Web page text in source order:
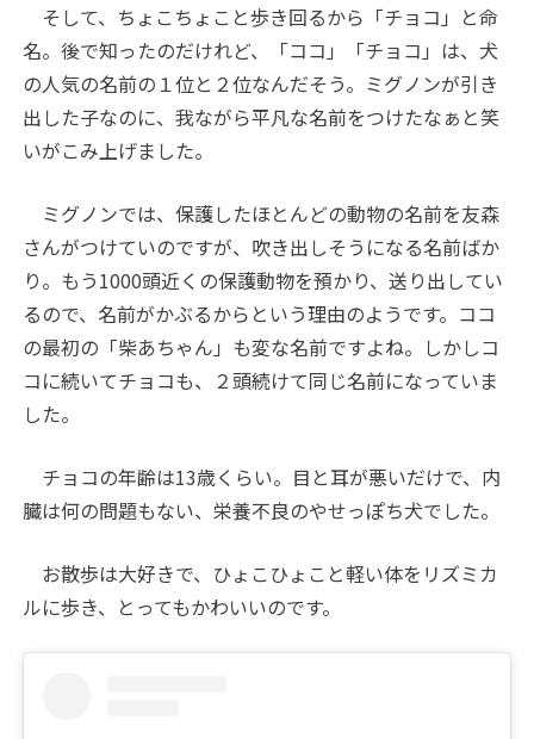
そして、ちょこちょこと歩き回るから「チョコ」と命
名。後で知ったのだけれど、「ココ」「チョコ」は、犬
の人気の名前の１位と２位なんだそう。ミグノンが引き
出した子なのに、我ながら平凡な名前をつけたなぁと笑
いがこみ上げました。
ミグノンでは、保護したほとんどの動物の名前を友森
さんがつけていのですが、吹き出しそうになる名前ばか
り。もう1000頭近くの保護動物を預かり、送り出してい
るので、名前がかぶるからという理由のようです。ココ
の最初の「柴あちゃん」も変な名前ですよね。しかしコ
コに続いてチョコも、２頭続けて同じ名前になっていま
した。
チョコの年齢は13歳くらい。目と耳が悪いだけで、内
臓は何の問題もない、栄養不良のやせっぽち犬でした。
お散歩は大好きで、ひょこひょこと軽い体をリズミカ
ルに歩き、とってもかわいいのです。